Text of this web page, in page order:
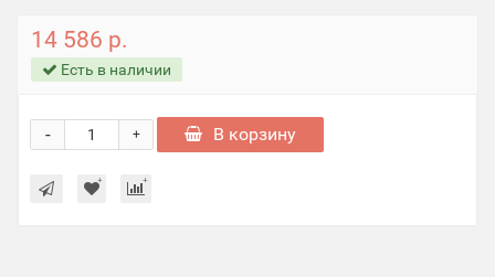
14 586 р.
Есть в наличии
+
- В корзину